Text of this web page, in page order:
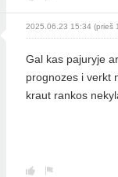
2025.06.23 15:34 (prieš
Gal kas pajuryje
prognozes i verkt
kraut rankos